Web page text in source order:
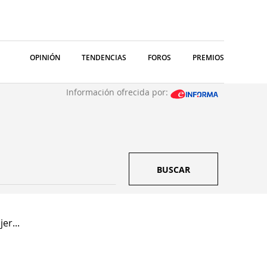
OPINIÓN TENDENCIAS FOROS PREMIOS
Información ofrecida por:
BUSCAR